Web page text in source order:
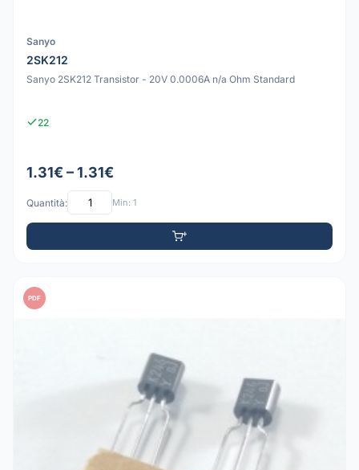
Sanyo
2SK212
Sanyo 2SK212 Transistor - 20V 0.0006A n/a Ohm Standard
22
1.31€ – 1.31€
Quantità: Min: 1
PDF